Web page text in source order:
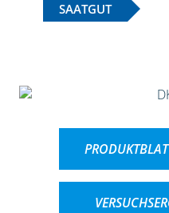
SAATGUT